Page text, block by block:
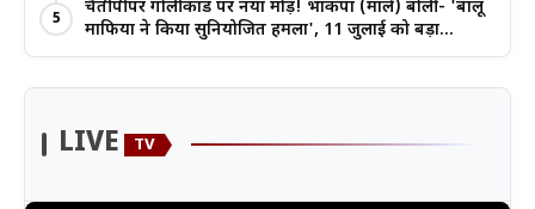
बहनों ने रचा इतिहास
5
चैतीपीपर गोलीकांड पर नया मोड़! भाकपा (माले) बोली- 'बालू
माफिया ने किया सुनियोजित हमला', 11 जुलाई को बड़ा
आंदोलन
LIVE TV